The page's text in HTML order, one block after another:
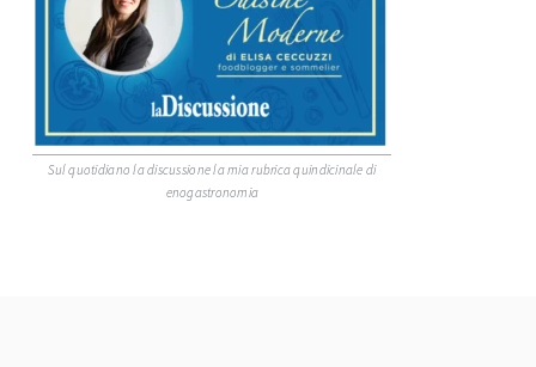
Sul quotidiano la discussione la mia rubrica quindicinale di
enogastronomia